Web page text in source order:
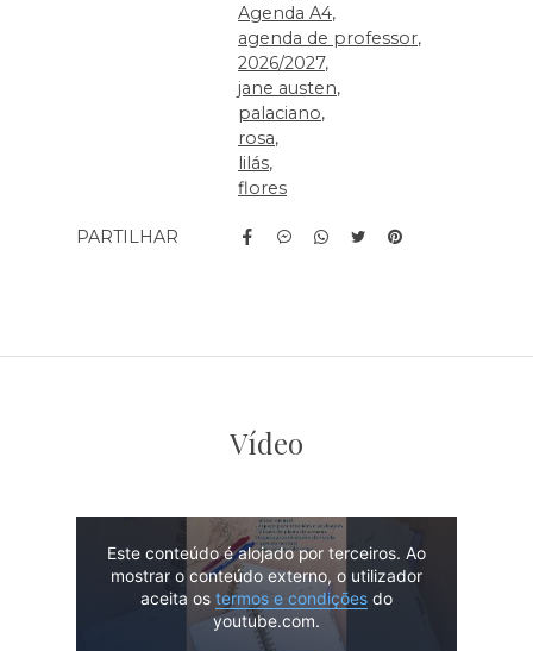
Agenda A4
agenda de professor
2026/2027
jane austen
palaciano
rosa
lilás
flores
PARTILHAR
Vídeo
Este conteúdo é alojado por terceiros. Ao
mostrar o conteúdo externo, o utilizador
aceita os termos e condições do
youtube.com.